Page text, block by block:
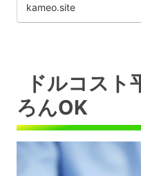
kameo.site
ドルコスト
ろんOK